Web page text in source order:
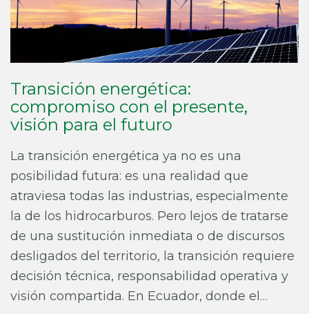
Transición energética:
compromiso con el presente,
visión para el futuro
La transición energética ya no es una
posibilidad futura: es una realidad que
atraviesa todas las industrias, especialmente
la de los hidrocarburos. Pero lejos de tratarse
de una sustitución inmediata o de discursos
desligados del territorio, la transición requiere
decisión técnica, responsabilidad operativa y
visión compartida. En Ecuador, donde el…